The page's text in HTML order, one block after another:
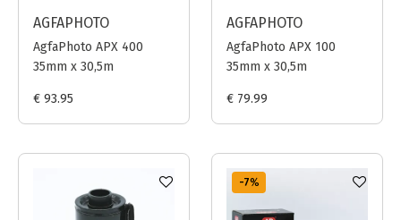
AGFAPHOTO
AgfaPhoto APX 400
35mm x 30,5m
€ 93.95
AGFAPHOTO
AgfaPhoto APX 100
35mm x 30,5m
€ 79.99
-7%